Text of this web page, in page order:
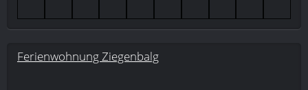
Ferienwohnung Ziegenbalg